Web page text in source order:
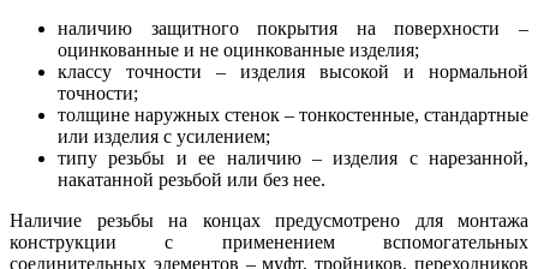
наличию защитного покрытия на поверхности –
оцинкованные и не оцинкованные изделия;
классу точности – изделия высокой и нормальной
точности;
толщине наружных стенок – тонкостенные, стандартные
или изделия с усилением;
типу резьбы и ее наличию – изделия с нарезанной,
накатанной резьбой или без нее.
Наличие резьбы на концах предусмотрено для монтажа
конструкции с применением вспомогательных
соединительных элементов – муфт, тройников, переходников